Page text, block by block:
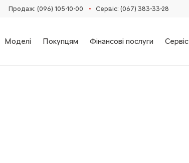
Продаж: (096) 105-10-00 • Сервіс: (067) 383-33-28
Моделі Покупцям Фінансові послуги Сервіс